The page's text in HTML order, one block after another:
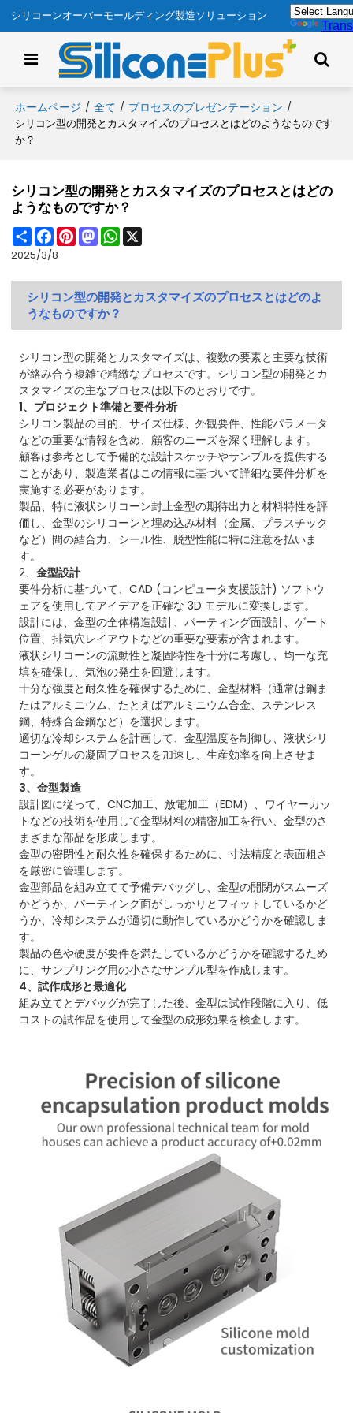
シリコーンオーバーモールディング製造ソリューション
ホームページ / 全て / プロセスのプレゼンテーション /
シリコン型の開発とカスタマイズのプロセスとはどのようなものです
か？
シリコン型の開発とカスタマイズのプロセスとはどの
ようなものですか？
ShareFacebook
PinterestMastodonWhatsApp
2025/3/8
シリコン型の開発とカスタマイズのプロセスとはどのよ
うなものですか？
シリコン型の開発とカスタマイズは、複数の要素と主要な技術
が絡み合う複雑で精緻なプロセスです。シリコン型の開発とカ
スタマイズの主なプロセスは以下のとおりです。
1、プロジェクト準備と要件分析
シリコン製品の目的、サイズ仕様、外観要件、性能パラメータ
などの重要な情報を含め、顧客のニーズを深く理解します。
顧客は参考として予備的な設計スケッチやサンプルを提供する
ことがあり、製造業者はこの情報に基づいて詳細な要件分析を
実施する必要があります。
製品、特に液状シリコーン封止金型の期待出力と材料特性を評
価し、金型のシリコーンと埋め込み材料（金属、プラスチック
など）間の結合力、シール性、脱型性能に特に注意を払いま
す。
2、金型設計
要件分析に基づいて、CAD (コンピュータ支援設計) ソフトウ
ェアを使用してアイデアを正確な 3D モデルに変換します。
設計には、金型の全体構造設計、パーティング面設計、ゲート
位置、排気穴レイアウトなどの重要な要素が含まれます。
液状シリコーンの流動性と凝固特性を十分に考慮し、均一な充
填を確保し、気泡の発生を回避します。
十分な強度と耐久性を確保するために、金型材料（通常は鋼ま
たはアルミニウム、たとえばアルミニウム合金、ステンレス
鋼、特殊合金鋼など）を選択します。
適切な冷却システムを計画して、金型温度を制御し、液状シリ
コーンゲルの凝固プロセスを加速し、生産効率を向上させま
す。
3、金型製造
設計図に従って、CNC加工、放電加工（EDM）、ワイヤーカッ
トなどの技術を使用して金型材料の精密加工を行い、金型のさ
まざまな部品を形成します。
金型の密閉性と耐久性を確保するために、寸法精度と表面粗さ
を厳密に管理します。
金型部品を組み立てて予備デバッグし、金型の開閉がスムーズ
かどうか、パーティング面がしっかりとフィットしているかど
うか、冷却システムが適切に動作しているかどうかを確認しま
す。
製品の色や硬度が要件を満たしているかどうかを確認するため
に、サンプリング用の小さなサンプル型を作成します。
4、試作成形と最適化
組み立てとデバッグが完了した後、金型は試作段階に入り、低
コストの試作品を使用して金型の成形効果を検査します。